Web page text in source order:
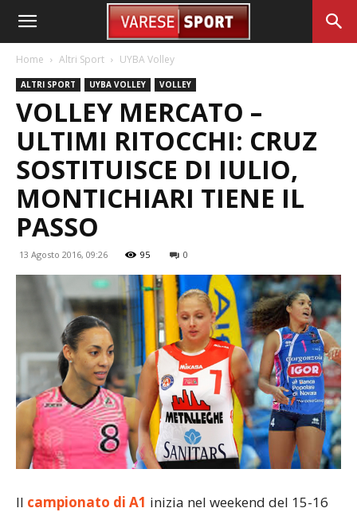
Home Altri Sport UYBA Volley
ALTRI SPORT UYBA VOLLEY VOLLEY
VOLLEY MERCATO –
ULTIMI RITOCCHI: CRUZ
SOSTITUISCE DI IULIO,
MONTICHIARI TIENE IL
PASSO
13 Agosto 2016, 09:26 95 0
Il campionato di A1 inizia nel weekend del 15-16